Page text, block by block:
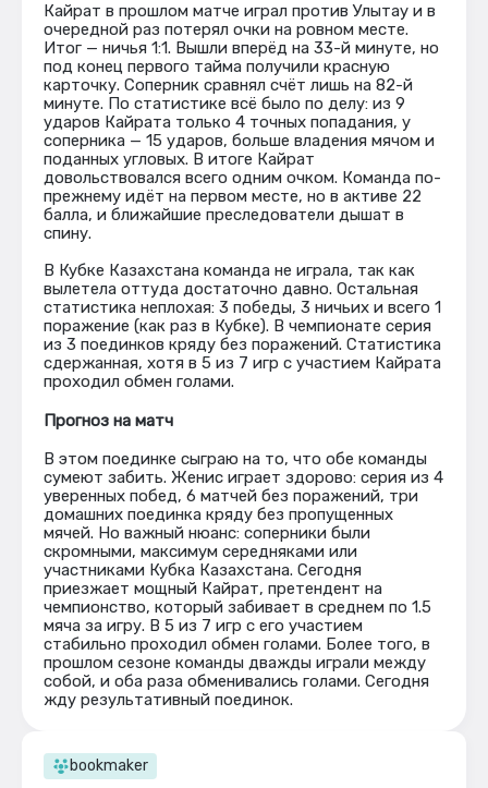
Кайрат в прошлом матче играл против Улытау и в
очередной раз потерял очки на ровном месте.
Итог — ничья 1:1. Вышли вперёд на 33-й минуте, но
под конец первого тайма получили красную
карточку. Соперник сравнял счёт лишь на 82-й
минуте. По статистике всё было по делу: из 9
ударов Кайрата только 4 точных попадания, у
соперника — 15 ударов, больше владения мячом и
поданных угловых. В итоге Кайрат
довольствовался всего одним очком. Команда по-
прежнему идёт на первом месте, но в активе 22
балла, и ближайшие преследователи дышат в
спину.
В Кубке Казахстана команда не играла, так как
вылетела оттуда достаточно давно. Остальная
статистика неплохая: 3 победы, 3 ничьих и всего 1
поражение (как раз в Кубке). В чемпионате серия
из 3 поединков кряду без поражений. Статистика
сдержанная, хотя в 5 из 7 игр с участием Кайрата
проходил обмен голами.
Прогноз на матч
В этом поединке сыграю на то, что обе команды
сумеют забить. Женис играет здорово: серия из 4
уверенных побед, 6 матчей без поражений, три
домашних поединка кряду без пропущенных
мячей. Но важный нюанс: соперники были
скромными, максимум середняками или
участниками Кубка Казахстана. Сегодня
приезжает мощный Кайрат, претендент на
чемпионство, который забивает в среднем по 1.5
мяча за игру. В 5 из 7 игр с его участием
стабильно проходил обмен голами. Более того, в
прошлом сезоне команды дважды играли между
собой, и оба раза обменивались голами. Сегодня
жду результативный поединок.
bookmaker